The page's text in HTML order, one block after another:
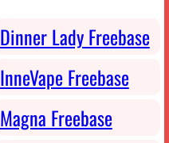
Dinner Lady Freebase
InneVape Freebase
Magna Freebase